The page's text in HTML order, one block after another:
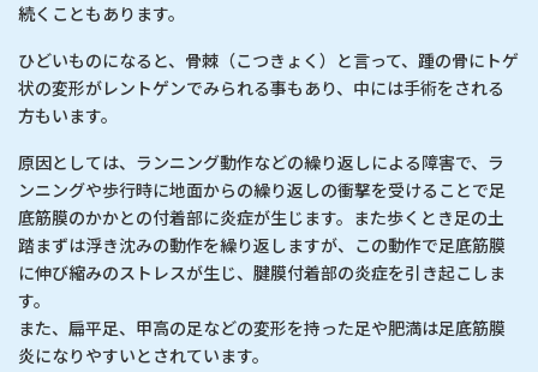
続くこともあります。
ひどいものになると、骨棘（こつきょく）と言って、踵の骨にトゲ
状の変形がレントゲンでみられる事もあり、中には手術をされる
方もいます。
原因としては、ランニング動作などの繰り返しによる障害で、ラ
ンニングや歩行時に地面からの繰り返しの衝撃を受けることで足
底筋膜のかかとの付着部に炎症が生じます。また歩くとき足の土
踏まずは浮き沈みの動作を繰り返しますが、この動作で足底筋膜
に伸び縮みのストレスが生じ、腱膜付着部の炎症を引き起こしま
す。
また、扁平足、甲高の足などの変形を持った足や肥満は足底筋膜
炎になりやすいとされています。